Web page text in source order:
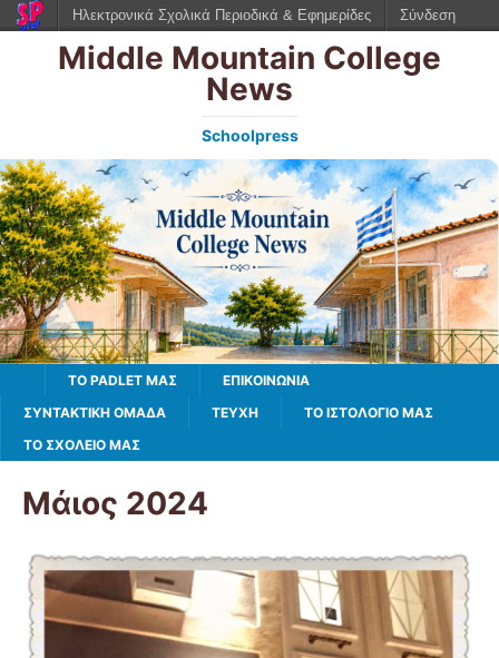
Middle Mountain College
News
Schoolpress
TO PADLET ΜΑΣ
ΕΠΙΚΟΙΝΩΝΙΑ
ΣΥΝΤΑΚΤΙΚΗ ΟΜΑΔΑ
ΤΕΥΧΗ
ΤΟ ΙΣΤΟΛΌΓΙΌ ΜΑΣ
ΤΟ ΣΧΟΛΕΙΟ ΜΑΣ
Μάιος 2024
Ηλεκτρονικά Σχολικά Περιοδικά & Εφημερίδες Σύνδεση